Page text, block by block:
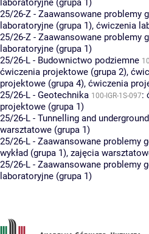
laboratoryjne (grupa 1)
25/26-Z - Zaawansowane problemy
laboratoryjne (grupa 1), ćwiczenia
25/26-Z - Zaawansowane problemy
laboratoryjne (grupa 1)
25/26-L - Budownictwo podziemne
ćwiczenia projektowe (grupa 2),
projektowe (grupa 4), ćwiczenia
25/26-L - Geotechnika 100-IGR-1S-097:
projektowe (grupa 1)
25/26-L - Tunnelling and
warsztatowe (grupa 1)
25/26-L - Zaawansowane problemy
wykład (grupa 1), zajęcia
25/26-L - Zaawansowane problemy
laboratoryjne (grupa 1)